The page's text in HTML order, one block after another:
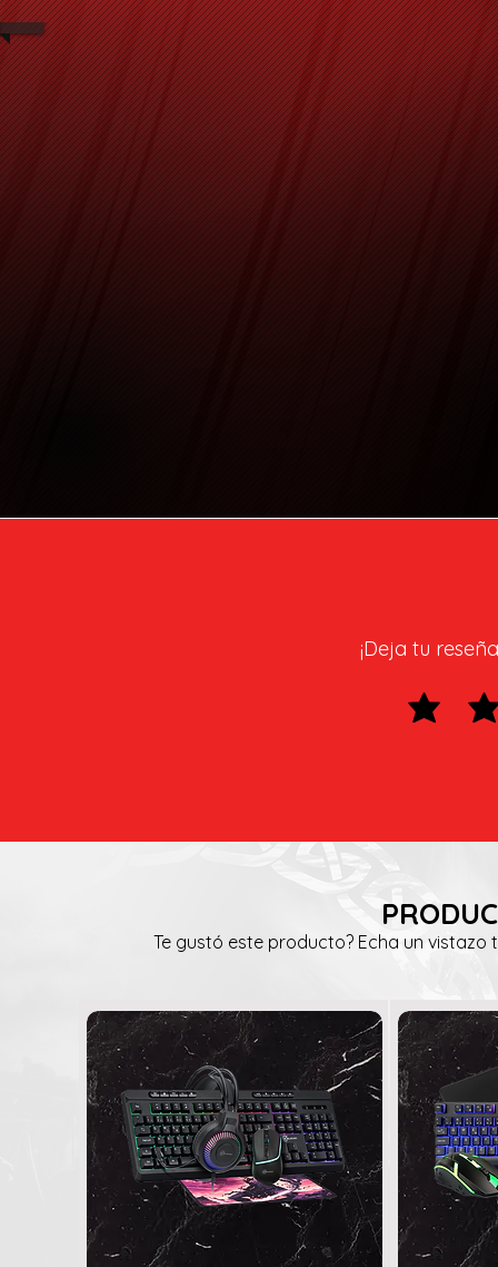
¡Deja tu
Te gustó este producto? Echa un